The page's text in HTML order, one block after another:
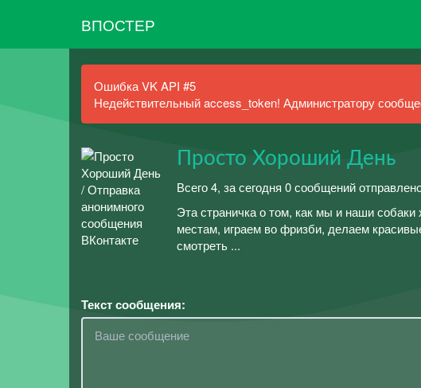
ВПОСТЕР
Ошибка VK API #5
Недействительный access_token! Администратору
Просто Хороший День
Всего 4, за сегодня 0 сообщений
Эта страничка о том, как мы и наши
местам, играем во фризби, делаем
смотреть ...
Текст сообщения: